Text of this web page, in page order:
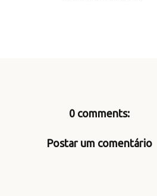
0 comments:
Postar um comentário